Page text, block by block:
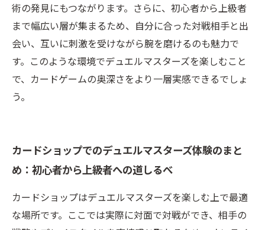
術の発見にもつながります。さらに、初心者から上級者
まで幅広い層が集まるため、自分に合った対戦相手と出
会い、互いに刺激を受けながら腕を磨けるのも魅力で
す。このような環境でデュエルマスターズを楽しむこと
で、カードゲームの奥深さをより一層実感できるでしょ
う。
カードショップでのデュエルマスターズ体験のまと
め：初心者から上級者への道しるべ
カードショップはデュエルマスターズを楽しむ上で最適
な場所です。ここでは実際に対面で対戦ができ、相手の